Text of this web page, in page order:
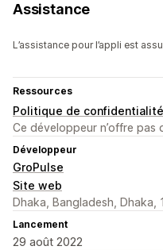
Assistance
L’assistance pour l’appli est
Ressources
Politique de confidentialité
Ce développeur n’offre pas
Développeur
GroPulse
Site web
Dhaka, Bangladesh, Dhaka,
Lancement
29 août 2022